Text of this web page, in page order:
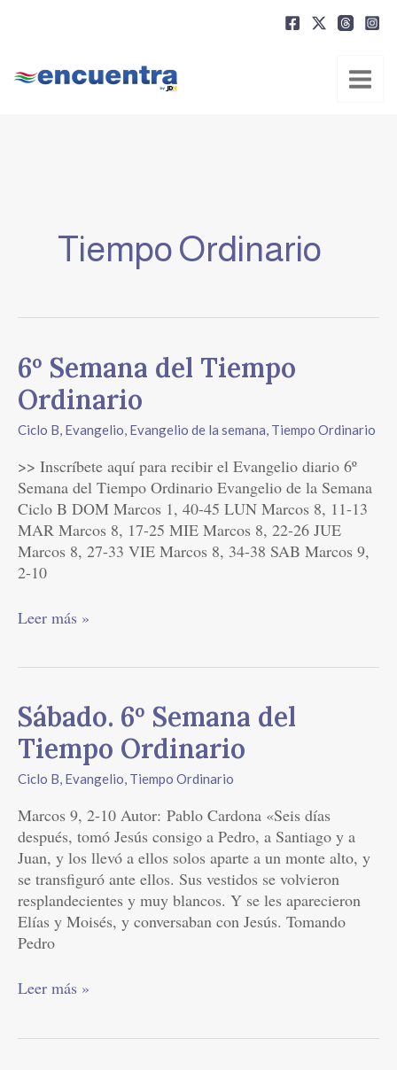
Tiempo Ordinario
6º Semana del Tiempo
Ordinario
Ciclo B Evangelio Evangelio de la semana Tiempo Ordinario
>> Inscríbete aquí para recibir el Evangelio diario 6º
Semana del Tiempo Ordinario Evangelio de la Semana
Ciclo B DOM Marcos 1, 40-45 LUN Marcos 8, 11-13
MAR Marcos 8, 17-25 MIE Marcos 8, 22-26 JUE
Marcos 8, 27-33 VIE Marcos 8, 34-38 SAB Marcos 9,
2-10
6º
Semana
del
Tiempo
Leer más »
Sábado. 6º Semana del
Tiempo Ordinario
Ciclo B, Evangelio, Tiempo Ordinario
Marcos 9, 2-10 Autor: Pablo Cardona «Seis días
después, tomó Jesús consigo a Pedro, a Santiago y a
Juan, y los llevó a ellos solos aparte a un monte alto, y
se transfiguró ante ellos. Sus vestidos se volvieron
resplandecientes y muy blancos. Y se les aparecieron
Elías y Moisés, y conversaban con Jesús. Tomando
Pedro
Sábado.
6º
Semana
del
Ordinario
Leer más »